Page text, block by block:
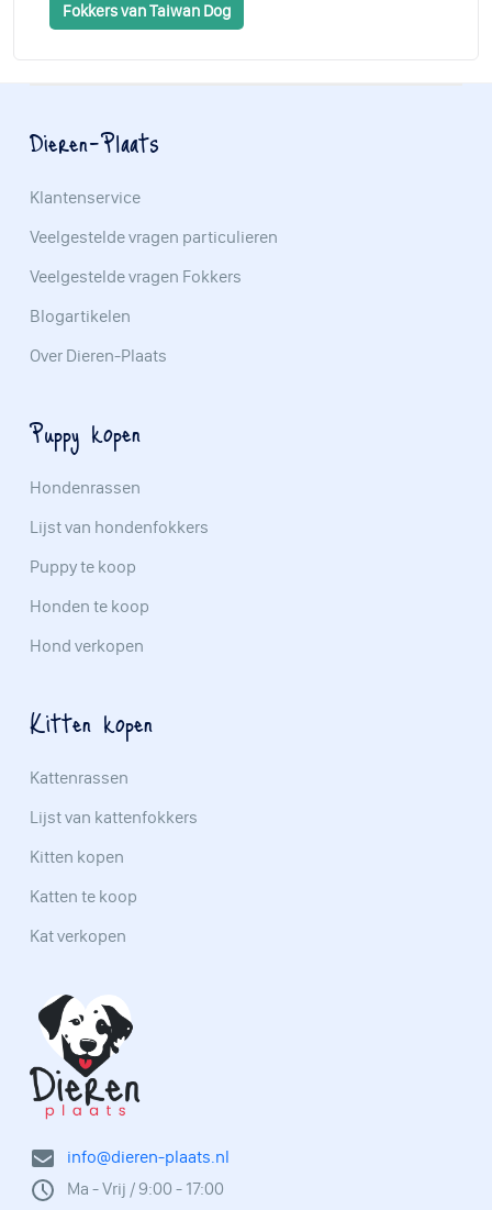
Fokkers van Taiwan Dog
info@dieren-plaats.nl
Ma - Vrij / 9:00 - 17:00
Dieren-Plaats
Klantenservice
Veelgestelde vragen particulieren
Veelgestelde vragen Fokkers
Blogartikelen
Over Dieren-Plaats
Puppy kopen
Hondenrassen
Lijst van hondenfokkers
Puppy te koop
Honden te koop
Hond verkopen
Kitten kopen
Kattenrassen
Lijst van kattenfokkers
Kitten kopen
Katten te koop
Kat verkopen